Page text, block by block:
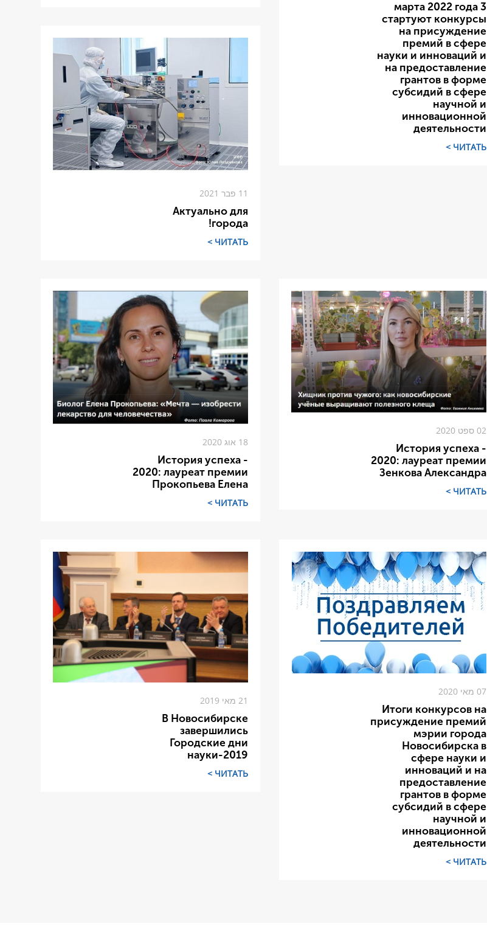
3 марта 2022 года
стартуют конкурсы
на присуждение
премий в сфере
науки и инноваций и
на предоставление
грантов в форме
субсидий в сфере
научной и
инновационной
деятельности
ЧИТАТЬ >
11 פבר 2021
Актуально для
города!
ЧИТАТЬ >
02 ספט 2020
История успеха -
2020: лауреат премии
Зенкова Александра
ЧИТАТЬ >
18 אוג 2020
История успеха -
2020: лауреат премии
Прокопьева Елена
ЧИТАТЬ >
07 מאי 2020
Итоги конкурсов на
присуждение премий
мэрии города
Новосибирска в
сфере науки и
инноваций и на
предоставление
грантов в форме
субсидий в сфере
научной и
инновационной
деятельности
ЧИТАТЬ >
21 מאי 2019
В Новосибирске
завершились
Городские дни
науки-2019
ЧИТАТЬ >